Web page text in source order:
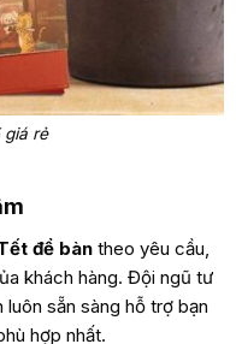
giá rẻ
để bàntheo yêu cầu,
khách hàng. Đội ngũ tư
sẵn sàng hỗ trợ bạn
hợp nhất.